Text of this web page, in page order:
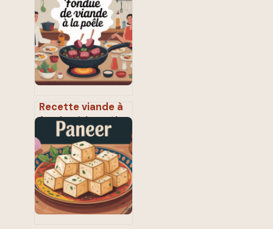
Recette viande à
fondue à la poêle :
le guide simple et
gourmand